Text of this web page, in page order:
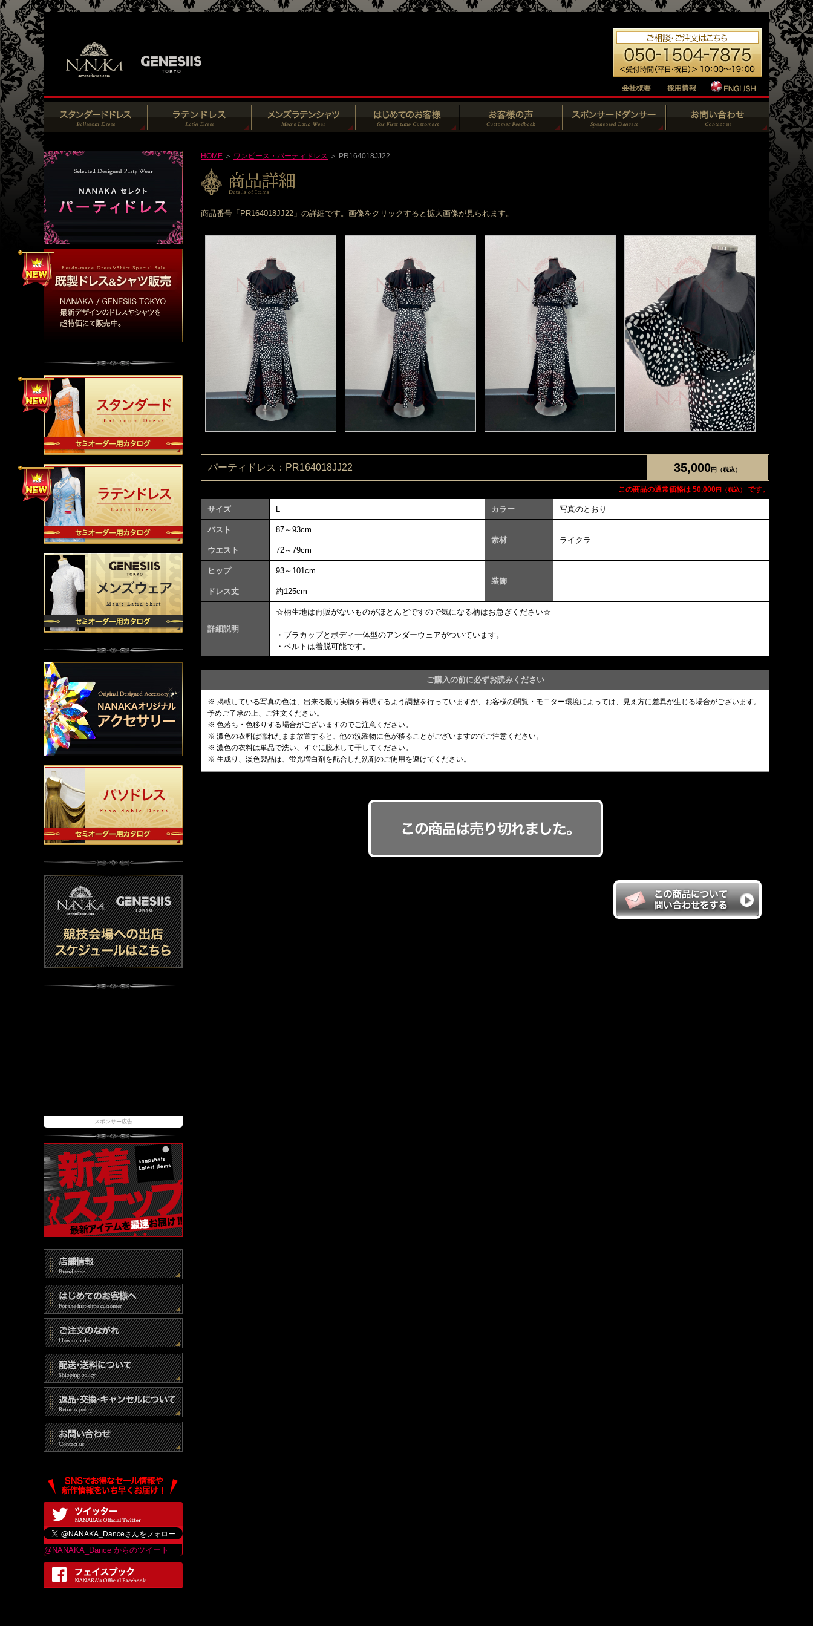
スポンサー広告
@NANAKA_Dance からのツイート
HOME ＞ ワンピース・パーティドレス ＞ PR164018JJ22
商品番号「PR164018JJ22」の詳細です。画像をクリックすると拡大画像が見られます。
パーティドレス：PR164018JJ22 35,000円（税込）
この商品の通常価格は 50,000円（税込） です。
サイズ L カラー 写真のとおり
バスト
87～93cm
素材
ライクラ
ウエスト
72～79cm
ヒップ
93～101cm
装飾
ドレス丈
約125cm
詳細説明
☆柄生地は再販がないものがほとんどですので気になる柄はお急ぎください☆
・ブラカップとボディ一体型のアンダーウェアがついています。
・ベルトは着脱可能です。
ご購入の前に必ずお読みください
※ 掲載している写真の色は、出来る限り実物を再現するよう調整を行っていますが、お客様の閲覧・モニター環境によっては、見え方に差異が生じる場合がございます。
予めご了承の上、ご注文ください。
※ 色落ち・色移りする場合がございますのでご注意ください。
※ 濃色の衣料は濡れたまま放置すると、他の洗濯物に色が移ることがございますのでご注意ください。
※ 濃色の衣料は単品で洗い、すぐに脱水して干してください。
※ 生成り、淡色製品は、蛍光増白剤を配合した洗剤のご使用を避けてください。